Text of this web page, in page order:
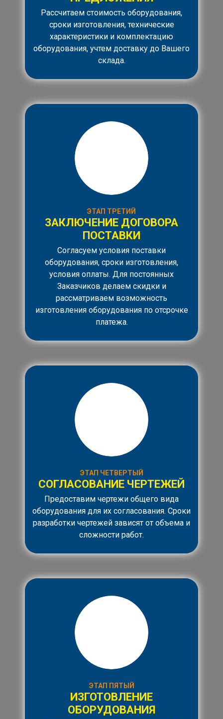
Рассчитаем стоимость оборудования,
сроки изготовления, технические
характеристики и комплектацию
оборудования, учтем доставку до Вашего
склада.
ЭТАП ТРЕТИЙ
ЗАКЛЮЧЕНИЕ ДОГОВОРА
ПОСТАВКИ
Согласуем условия поставки
оборудования, сроки изготовления,
условия оплаты. Для постоянных
Заказчиков делаем скидки и
рассматриваем возможность
изготовления оборудования по отсрочке
платежа.
ЭТАП ЧЕТВЕРТЫЙ
СОГЛАСОВАНИЕ ЧЕРТЕЖЕЙ
Предоставим чертежи общего вида
оборудования для их согласования. Сроки
разработки чертежей зависят от объема и
сложности работ.
ЭТАП ПЯТЫЙ
ИЗГОТОВЛЕНИЕ
ОБОРУДОВАНИЯ